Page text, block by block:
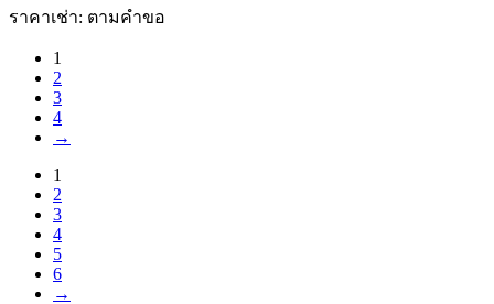
ราคาเช่า: ตามคําขอ
1
2
3
4
→
1
2
3
4
5
6
→